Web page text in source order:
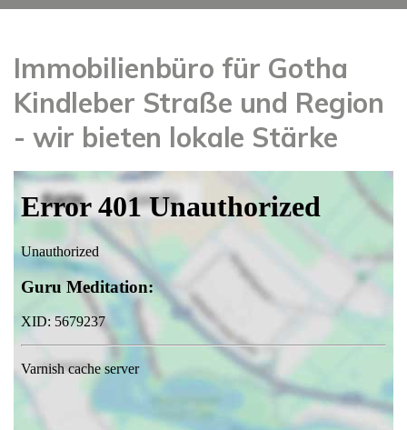
Immobilienbüro für Gotha
Kindleber Straße und Region
- wir bieten lokale Stärke